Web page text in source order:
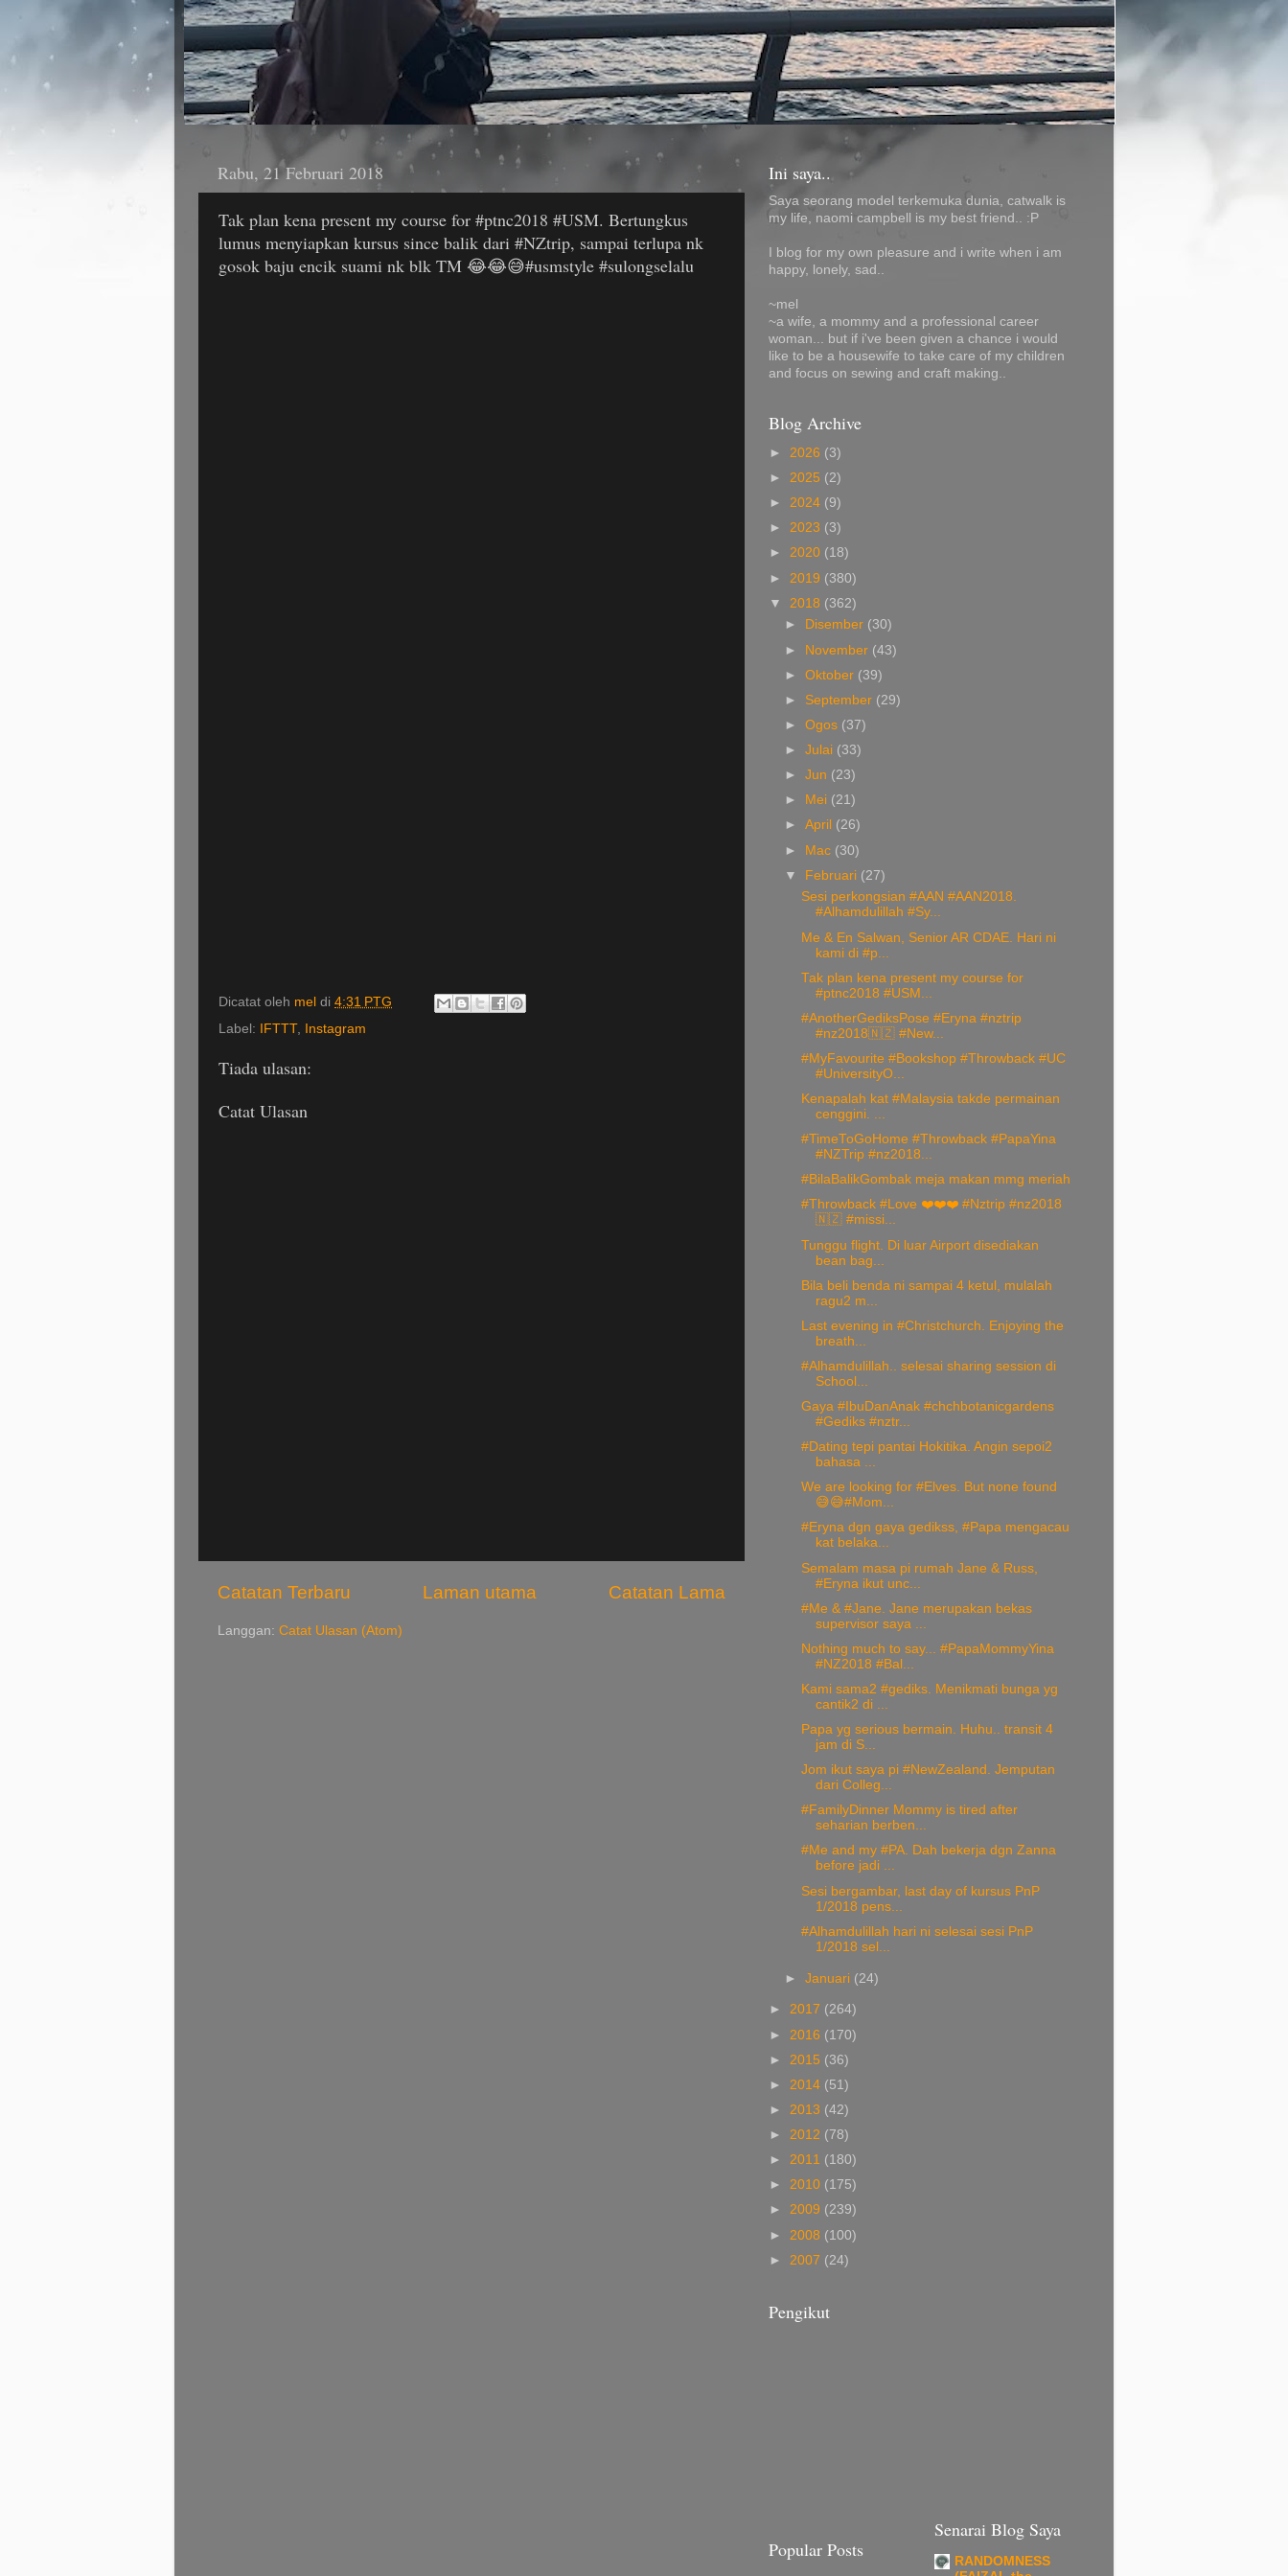
Rabu, 21 Februari 2018
Tak plan kena present my course for #ptnc2018 #USM. Bertungkus
lumus menyiapkan kursus since balik dari #NZtrip, sampai terlupa nk
gosok baju encik suami nk blk TM 😂😂😅#usmstyle #sulongselalu
Dicatat oleh mel di 4:31 PTG
Label:
IFTTT, Instagram
Tiada ulasan:
Catat Ulasan
Catatan Terbaru Catatan Lama
Laman utama
Langgan: Catat Ulasan (Atom)
Ini saya..
Saya seorang model terkemuka dunia, catwalk is
my life, naomi campbell is my best friend.. :P
I blog for my own pleasure and i write when i am
happy, lonely, sad..
~mel
~a wife, a mommy and a professional career
woman... but if i've been given a chance i would
like to be a housewife to take care of my children
and focus on sewing and craft making..
Blog Archive
► 2026 (3)
► 2025 (2)
► 2024 (9)
► 2023 (3)
► 2020 (18)
► 2019 (380)
▼ 2018 (362)
►
Disember (30)
► November (43)
►Oktober (39)
► September (29)
►Ogos (37)
►Julai (33)
►Jun (23)
►
Mei (21)
►April (26)
► Mac (30)
▼ Februari (27)
Sesi perkongsian #AAN #AAN2018.
#Alhamdulillah #Sy...
Me & En Salwan, Senior AR CDAE. Hari ni
kami di #p...
Tak plan kena present my course for
#ptnc2018 #USM...
#AnotherGediksPose #Eryna #nztrip
#nz2018🇳🇿 #New...
#MyFavourite #Bookshop #Throwback #UC
#UniversityO...
Kenapalah kat #Malaysia takde permainan
cenggini. ...
#TimeToGoHome #Throwback #PapaYina
#NZTrip #nz2018...
#BilaBalikGombak meja makan mmg meriah
#Throwback #Love ❤️❤️❤️ #Nztrip #nz2018
🇳🇿 #missi...
Tunggu flight. Di luar Airport disediakan
bean bag...
Bila beli benda ni sampai 4 ketul, mulalah
ragu2 m...
Last evening in #Christchurch. Enjoying the
breath...
#Alhamdulillah.. selesai sharing session di
School...
Gaya #IbuDanAnak #chchbotanicgardens
#Gediks #nztr...
#Dating tepi pantai Hokitika. Angin sepoi2
bahasa ...
We are looking for #Elves. But none found
😅😅#Mom...
#Eryna dgn gaya gedikss, #Papa mengacau
kat belaka...
Semalam masa pi rumah Jane & Russ,
#Eryna ikut unc...
#Me & #Jane. Jane merupakan bekas
supervisor saya ...
Nothing much to say... #PapaMommyYina
#NZ2018 #Bal...
Kami sama2 #gediks. Menikmati bunga yg
cantik2 di ...
Papa yg serious bermain. Huhu.. transit 4
jam di S...
Jom ikut saya pi #NewZealand. Jemputan
dari Colleg...
#FamilyDinner Mommy is tired after
seharian berben...
#Me and my #PA. Dah bekerja dgn Zanna
before jadi ...
Sesi bergambar, last day of kursus PnP
1/2018 pens...
#Alhamdulillah hari ni selesai sesi PnP
1/2018 sel...
►Januari (24)
► 2017 (264)
► 2016 (170)
► 2015 (36)
► 2014 (51)
► 2013 (42)
► 2012 (78)
► 2011 (180)
► 2010 (175)
► 2009 (239)
► 2008 (100)
► 2007 (24)
Pengikut
Popular Posts
Senarai Blog Saya
RANDOMNESS